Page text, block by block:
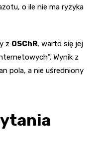
o ile nie ma ryzyka
z OSChR, warto się jej
Wynik z
pola, a nie uśredniony